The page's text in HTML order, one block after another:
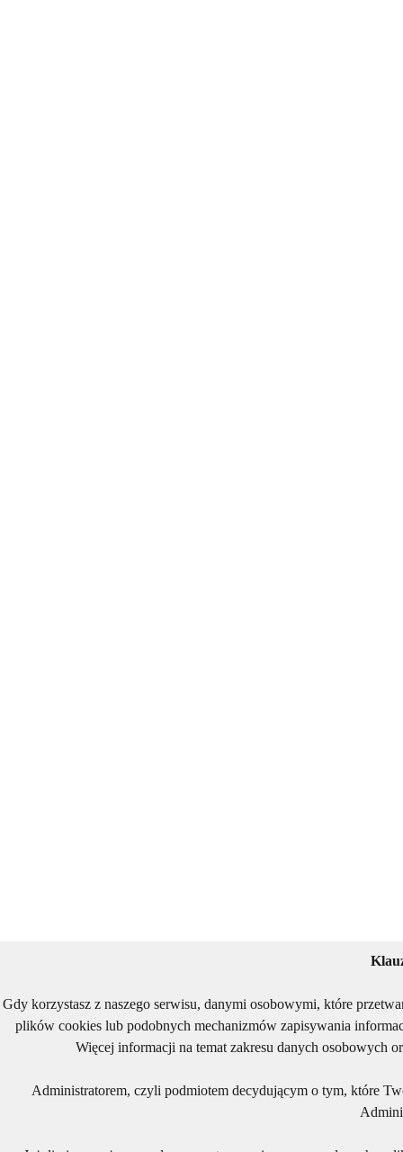
Gdy korzystasz z naszego serwisu, danymi osobowymi, które
plików cookies lub podobnych mechanizmów zapisywania
Więcej informacji na temat zakresu danych osobowych
Administratorem, czyli podmiotem decydującym o tym, które